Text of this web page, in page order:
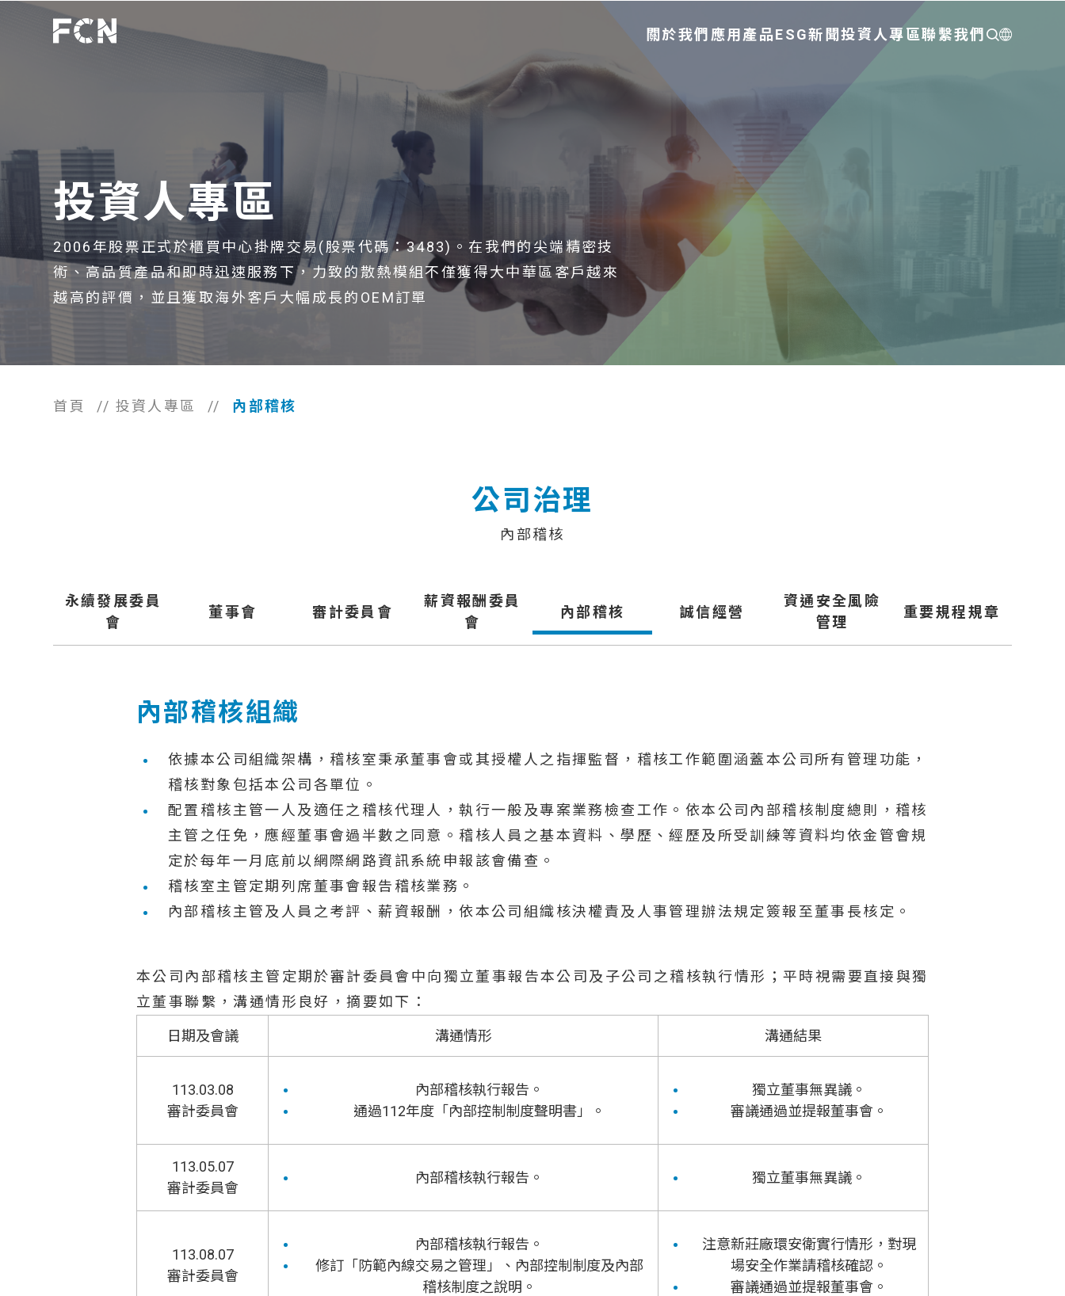
關於我們 應用產品ESG新聞投資人專區聯繫我們
投資人專區
2006年股票正式於櫃買中心掛牌交易(股票代碼：3483)。在我們的尖端精密技
術、高品質產品和即時迅速服務下，力致的散熱模組不僅獲得大中華區客戶越來
越高的評價，並且獲取海外客戶大幅成長的OEM訂單
首頁 // 投資人專區 // 內部稽核
公司治理
內部稽核
永續發展委員
會
董事會 審計委員會
薪資報酬委員
會
內部稽核 誠信經營
資通安全風險
管理
重要規程規章
內部稽核組織
依據本公司組織架構，稽核室秉承董事會或其授權人之指揮監督，稽核工作範圍涵蓋本公司所有管理功能，
稽核對象包括本公司各單位。
配置稽核主管一人及適任之稽核代理人，執行一般及專案業務檢查工作。依本公司內部稽核制度總則，稽核
主管之任免，應經董事會過半數之同意。稽核人員之基本資料、學歷、經歷及所受訓練等資料均依金管會規
定於每年一月底前以網際網路資訊系統申報該會備查。
稽核室主管定期列席董事會報告稽核業務。
內部稽核主管及人員之考評、薪資報酬，依本公司組織核決權責及人事管理辦法規定簽報至董事長核定。
本公司內部稽核主管定期於審計委員會中向獨立董事報告本公司及子公司之稽核執行情形；平時視需要直接與獨
立董事聯繫，溝通情形良好，摘要如下：
日期及會議 溝通情形 溝通結果
113.03.08
審計委員會
內部稽核執行報告。
通過112年度「內部控制制度聲明書」。
獨立董事無異議。
審議通過並提報董事會。
113.05.07
審計委員會
內部稽核執行報告。 獨立董事無異議。
113.08.07
審計委員會
內部稽核執行報告。
修訂「防範內線交易之管理」、內部控制制度及內部
稽核制度之說明。
注意新莊廠環安衛實行情形，對現
場安全作業請稽核確認。
審議通過並提報董事會。